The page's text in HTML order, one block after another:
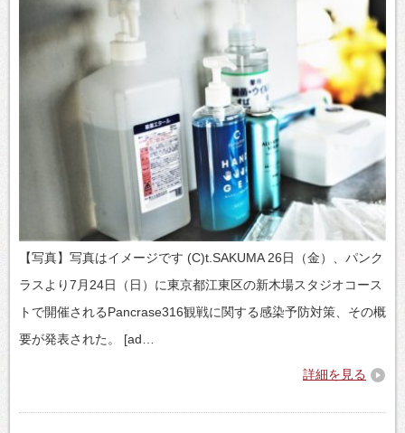
【写真】写真はイメージです (C)t.SAKUMA 26日（金）、パンク
ラスより7月24日（日）に東京都江東区の新木場スタジオコース
トで開催されるPancrase316観戦に関する感染予防対策、その概
要が発表された。 [ad…
詳細を見る